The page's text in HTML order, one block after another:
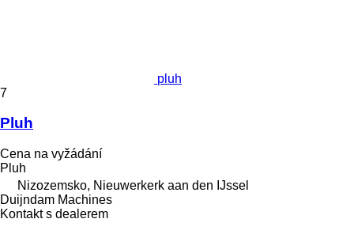
pluh
7
Pluh
Cena na vyžádání
Pluh
Nizozemsko, Nieuwerkerk aan den IJssel
Duijndam Machines
Kontakt s dealerem